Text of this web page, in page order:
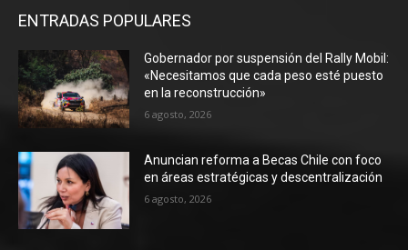
ENTRADAS POPULARES
Gobernador por suspensión del Rally Mobil:
«Necesitamos que cada peso esté puesto
en la reconstrucción»
6 agosto, 2026
Anuncian reforma a Becas Chile con foco
en áreas estratégicas y descentralización
6 agosto, 2026